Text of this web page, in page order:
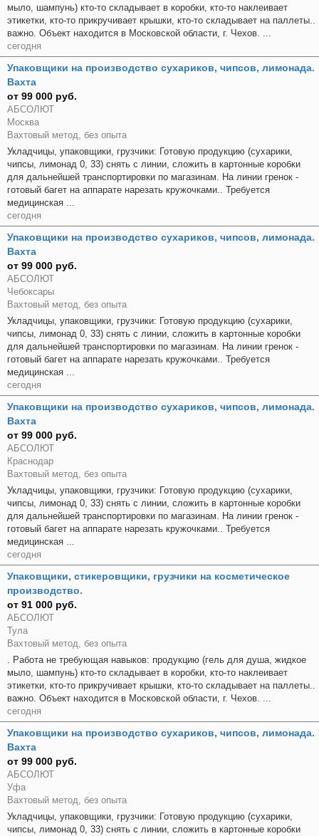
мыло, шампунь) кто-то складывает в коробки, кто-то наклеивает
этикетки, кто-то прикручивает крышки, кто-то складывает на паллеты..
важно. Объект находится в Московской области, г. Чехов. ...
сегодня
Упаковщики на производство сухариков, чипсов, лимонада.
Вахта
от 99 000 руб.
АБСОЛЮТ
Москва
Вахтовый метод, без опыта
Укладчицы, упаковщики, грузчики: Готовую продукцию (сухарики,
чипсы, лимонад 0, 33) снять с линии, сложить в картонные коробки
для дальнейшей транспортировки по магазинам. На линии гренок -
готовый багет на аппарате нарезать кружочками.. Требуется
медицинская ...
сегодня
Упаковщики на производство сухариков, чипсов, лимонада.
Вахта
от 99 000 руб.
АБСОЛЮТ
Чебоксары
Вахтовый метод, без опыта
Укладчицы, упаковщики, грузчики: Готовую продукцию (сухарики,
чипсы, лимонад 0, 33) снять с линии, сложить в картонные коробки
для дальнейшей транспортировки по магазинам. На линии гренок -
готовый багет на аппарате нарезать кружочками.. Требуется
медицинская ...
сегодня
Упаковщики на производство сухариков, чипсов, лимонада.
Вахта
от 99 000 руб.
АБСОЛЮТ
Краснодар
Вахтовый метод, без опыта
Укладчицы, упаковщики, грузчики: Готовую продукцию (сухарики,
чипсы, лимонад 0, 33) снять с линии, сложить в картонные коробки
для дальнейшей транспортировки по магазинам. На линии гренок -
готовый багет на аппарате нарезать кружочками.. Требуется
медицинская ...
сегодня
Упаковщики, стикеровщики, грузчики на косметическое
производство.
от 91 000 руб.
АБСОЛЮТ
Тула
Вахтовый метод, без опыта
. Работа не требующая навыков: продукцию (гель для душа, жидкое
мыло, шампунь) кто-то складывает в коробки, кто-то наклеивает
этикетки, кто-то прикручивает крышки, кто-то складывает на паллеты..
важно. Объект находится в Московской области, г. Чехов. ...
сегодня
Упаковщики на производство сухариков, чипсов, лимонада.
Вахта
от 99 000 руб.
АБСОЛЮТ
Уфа
Вахтовый метод, без опыта
Укладчицы, упаковщики, грузчики: Готовую продукцию (сухарики,
чипсы, лимонад 0, 33) снять с линии, сложить в картонные коробки